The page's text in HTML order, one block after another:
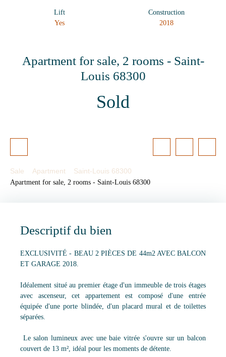
Lift
Yes
Construction
2018
Apartment for sale, 2 rooms - Saint-
Louis 68300
Sold
Sale Apartment
Saint-Louis 68300
Apartment for sale, 2 rooms - Saint-Louis 68300
Descriptif du bien
EXCLUSIVITÉ - BEAU 2 PIÈCES DE 44m2 AVEC BALCON
ET GARAGE 2018.
Idéalement situé au premier étage d'un immeuble de trois étages
avec ascenseur, cet appartement est composé d'une entrée
équipée d'une porte blindée, d'un placard mural et de toilettes
séparées.
Le salon lumineux avec une baie vitrée s'ouvre sur un balcon
couvert de 13 m², idéal pour les moments de détente.